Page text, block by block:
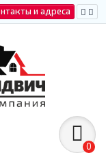
и адреса
0